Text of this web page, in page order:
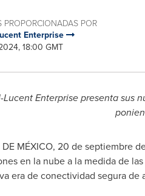
PROPORCIONADAS POR
Enterprise
18:00 GMT
Enterprise presenta sus
MÉXICO, 20 de septiembre
en la nube a la medida de
era de conectividad segura